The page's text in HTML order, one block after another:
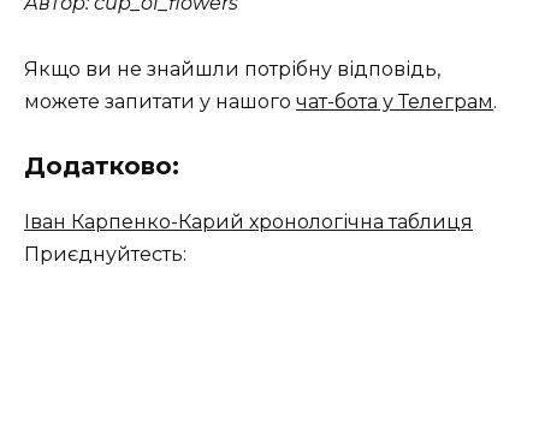
Якщо ви не знайшли потрібну відповідь,
можете запитати у нашого чат-бота у Телеграм.
Додатково:
Іван Карпенко-Карий хронологічна таблиця
Приєднуйтесть: